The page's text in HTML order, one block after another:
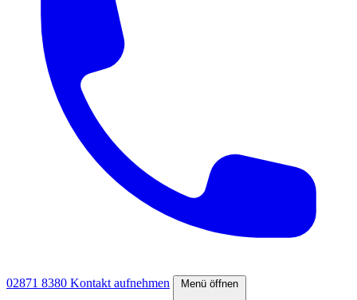
02871 8380 Kontakt aufnehmen Menü öffnen